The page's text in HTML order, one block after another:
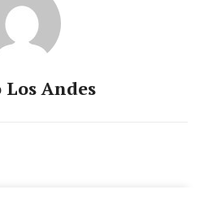
Andes